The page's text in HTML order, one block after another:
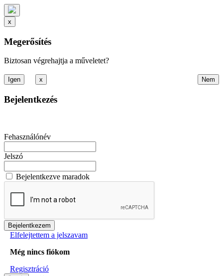
x
Megerősítés
Biztosan végrehajtja a műveletet?
x
Bejelentkezés
Fehasználónév
Jelszó
Bejelentkezve maradok
Elfelejtettem a jelszavam
Még nincs fiókom
Regisztráció